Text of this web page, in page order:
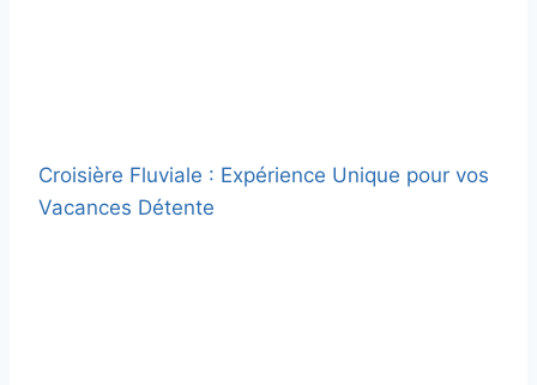
Croisière Fluviale : Expérience Unique pour vos
Vacances Détente